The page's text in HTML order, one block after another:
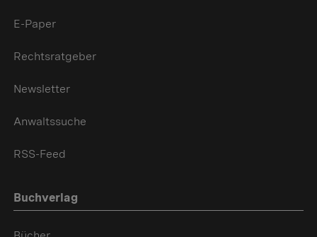
E-Paper
Rechtsratgeber
Newsletter
Anwaltssuche
RSS-Feed
Buchverlag